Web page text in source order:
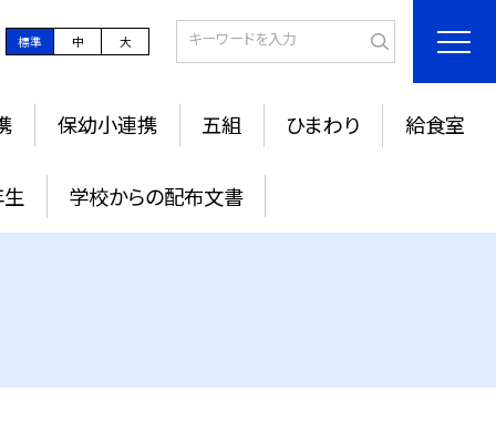
標準 中 大
保幼小連携 五組 ひまわり 給食室
生 学校からの配布文書